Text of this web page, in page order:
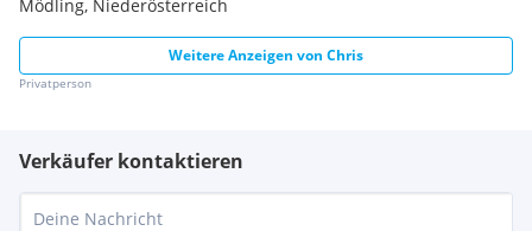
Mödling, Niederösterreich
Weitere Anzeigen von Chris
Privatperson
Verkäufer kontaktieren